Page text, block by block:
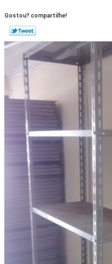
Gostou? compartilhe!